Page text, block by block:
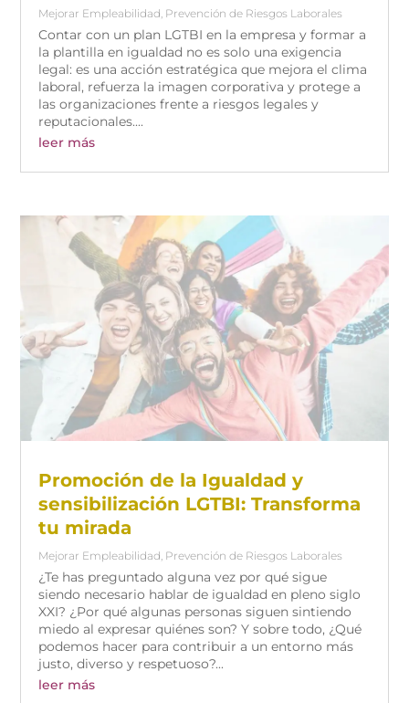
Mejorar Empleabilidad, Prevención de Riesgos Laborales
Contar con un plan LGTBI en la empresa y formar a
la plantilla en igualdad no es solo una exigencia
legal: es una acción estratégica que mejora el clima
laboral, refuerza la imagen corporativa y protege a
las organizaciones frente a riesgos legales y
reputacionales....
leer más
Promoción de la Igualdad y
sensibilización LGTBI: Transforma
tu mirada
Mejorar Empleabilidad Prevención de Riesgos Laborales
¿Te has preguntado alguna vez por qué sigue
siendo necesario hablar de igualdad en pleno siglo
XXI? ¿Por qué algunas personas siguen sintiendo
miedo al expresar quiénes son? Y sobre todo, ¿Qué
podemos hacer para contribuir a un entorno más
justo, diverso y respetuoso?...
leer más